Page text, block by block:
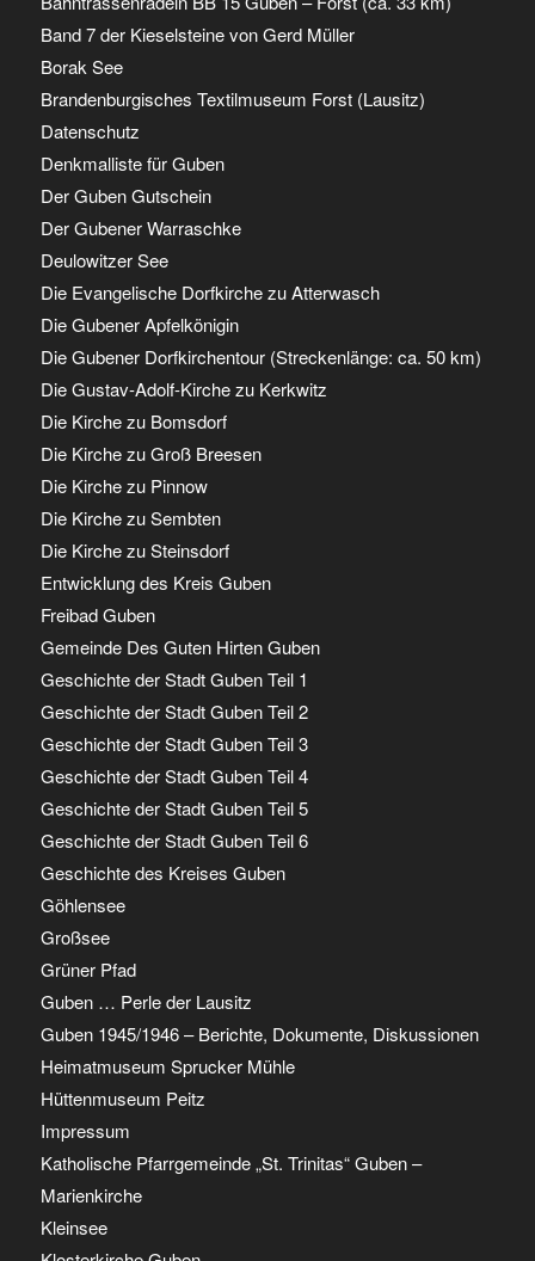
Band 7 der Kieselsteine von Gerd Müller
Borak See
Brandenburgisches Textilmuseum Forst (Lausitz)
Datenschutz
Denkmalliste für Guben
Der Guben Gutschein
Der Gubener Warraschke
Deulowitzer See
Die Evangelische Dorfkirche zu Atterwasch
Die Gubener Apfelkönigin
Die Gubener Dorfkirchentour (Streckenlänge: ca. 50 km)
Die Gustav-Adolf-Kirche zu Kerkwitz
Die Kirche zu Bomsdorf
Die Kirche zu Groß Breesen
Die Kirche zu Pinnow
Die Kirche zu Sembten
Die Kirche zu Steinsdorf
Entwicklung des Kreis Guben
Freibad Guben
Gemeinde Des Guten Hirten Guben
Geschichte der Stadt Guben Teil 1
Geschichte der Stadt Guben Teil 2
Geschichte der Stadt Guben Teil 3
Geschichte der Stadt Guben Teil 4
Geschichte der Stadt Guben Teil 5
Geschichte der Stadt Guben Teil 6
Geschichte des Kreises Guben
Göhlensee
Großsee
Grüner Pfad
Guben … Perle der Lausitz
Guben 1945/1946 – Berichte, Dokumente, Diskussionen
Heimatmuseum Sprucker Mühle
Hüttenmuseum Peitz
Impressum
Katholische Pfarrgemeinde „St. Trinitas“ Guben –
Marienkirche
Kleinsee